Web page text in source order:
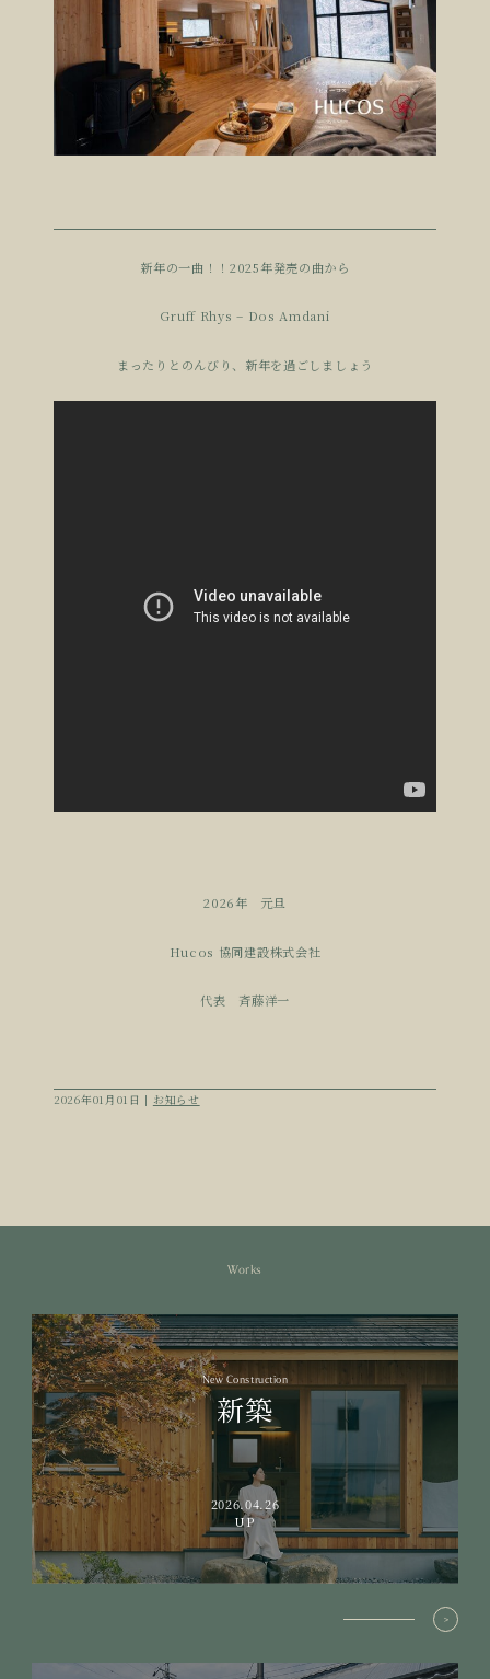
新年の一曲！！2025年発売の曲から
Gruff Rhys – Dos Amdani
まったりとのんびり、新年を過ごしましょう
2026年 元旦
Hucos 協同建設株式会社
代表 斉藤洋一
2026年01月01日 | お知らせ
Works
New Construction
新築
2026.04.26
UP